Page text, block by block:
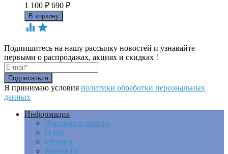
1 100 ₽ 690 ₽
 
Подпишитесь на нашу рассылку новостей и узнавайте
первыми о распродажах, акциях и скидках !
Я принимаю условия политики обработки персональных
данных
Информация
Доставка и оплата
О нас
Отзывы
Контакты